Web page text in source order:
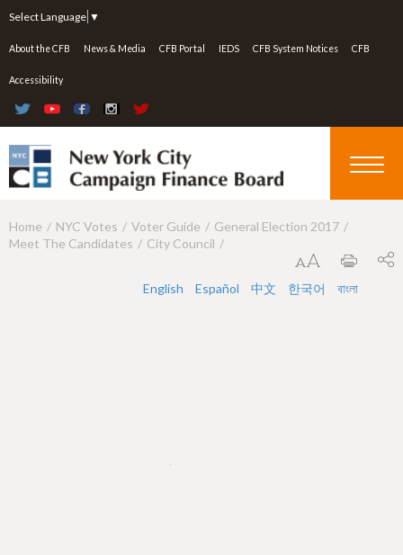
Select Language ▼
About the CFB News & Media CFB Portal IEDS CFB System Notices CFB
Accessibility
Y
Home NYC Votes Voter Guide
General Election 2017
Meet The Candidates
City Council
English Español 中文 한국어 বাংলা